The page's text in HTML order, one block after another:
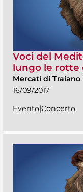
Voci del
lungo le rotte
Mercati di
16/09/2017
Evento|Concerto